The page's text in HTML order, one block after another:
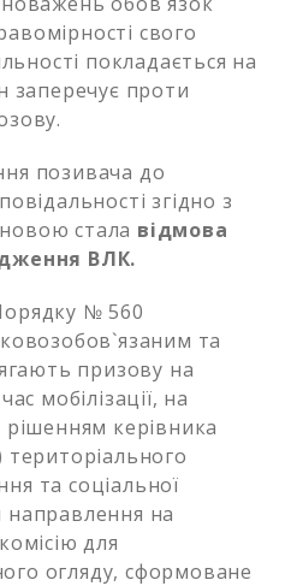
свого
покладається на
заперечує проти
позивача до
згідно з
стала відмова
ВЛК.
№ 560
та
призову на
мобілізації, на
керівника
та соціальної
направлення на
для
огляду, сформоване